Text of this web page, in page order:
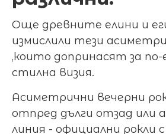
Още древните елини и
измислили тези
,които допринасят за
стилна визия.
Асиметрични вечерни
отпред дълги отзад или
линия - официални рокли